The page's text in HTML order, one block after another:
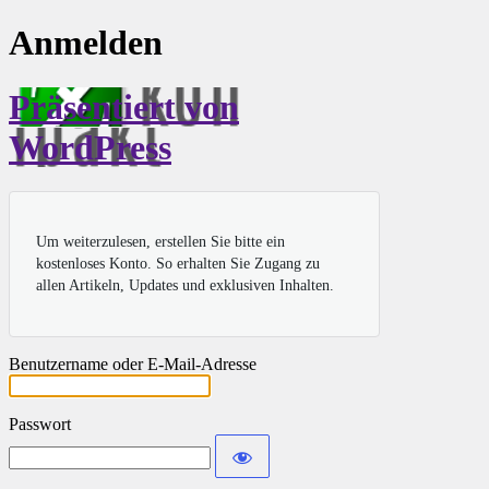
Anmelden
Präsentiert von
WordPress
Um weiterzulesen, erstellen Sie bitte ein
kostenloses Konto. So erhalten Sie Zugang zu
allen Artikeln, Updates und exklusiven Inhalten.
Benutzername oder E-Mail-Adresse
Passwort